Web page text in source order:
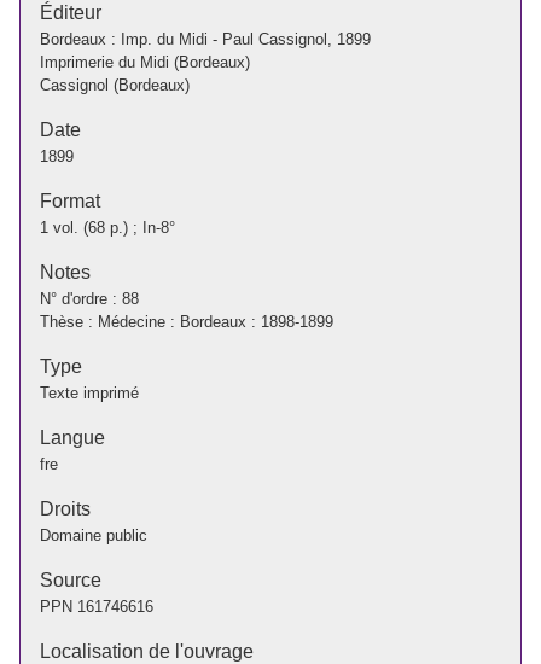
Éditeur
Bordeaux : Imp. du Midi - Paul Cassignol, 1899
Imprimerie du Midi (Bordeaux)
Cassignol (Bordeaux)
Date
1899
Format
1 vol. (68 p.) ; In-8°
Notes
N° d'ordre : 88
Thèse : Médecine : Bordeaux : 1898-1899
Type
Texte imprimé
Langue
fre
Droits
Domaine public
Source
PPN 161746616
Localisation de l'ouvrage